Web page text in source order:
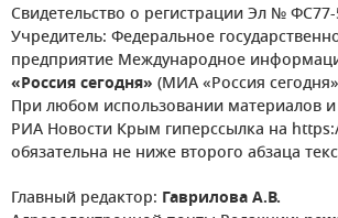
Свидетельство о регистрации Эл № ФС77-
Учредитель: Федеральное
предприятие Международное
«Россия сегодня» (МИА «Россия
При любом использовании материалов и
РИА Новости Крым гиперссылка на
обязательна не ниже второго абзаца
Главный редактор: Гаврилова А.В.